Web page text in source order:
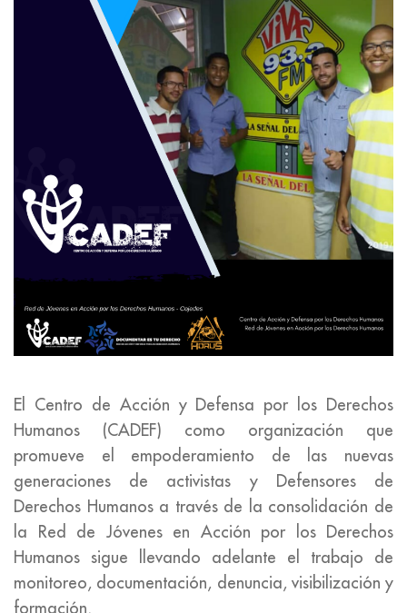
El Centro de Acción y Defensa por los Derechos
Humanos (CADEF) como organización que
promueve el empoderamiento de las nuevas
generaciones de activistas y Defensores de
Derechos Humanos a través de la consolidación de
la Red de Jóvenes en Acción por los Derechos
Humanos sigue llevando adelante el trabajo de
monitoreo, documentación, denuncia, visibilización y
formación.